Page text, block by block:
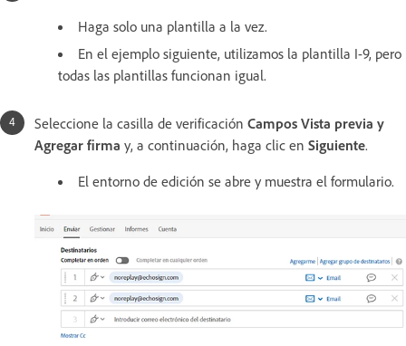
Haga solo una plantilla a la vez.
En el ejemplo siguiente, utilizamos la plantilla I-9, pero
todas las plantillas funcionan igual.
Seleccione la casilla de verificación Campos Vista previa y
Agregar firma y, a continuación, haga clic en Siguiente.
El entorno de edición se abre y muestra el formulario.